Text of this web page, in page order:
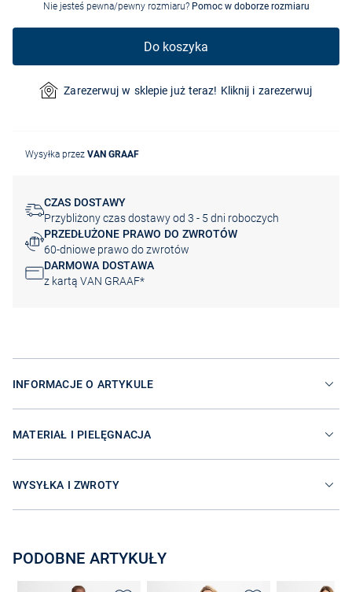
Nie jesteś pewna/pewny rozmiaru? Pomoc w doborze rozmiaru
Do koszyka
Zarezerwuj w sklepie już teraz! Kliknij i zarezerwuj
Wysyłka przez VAN GRAAF
CZAS DOSTAWY
Przybliżony czas dostawy od 3 - 5 dni roboczych
PRZEDŁUŻONE PRAWO DO ZWROTÓW
60-dniowe prawo do zwrotów
DARMOWA DOSTAWA
z kartą VAN GRAAF*
INFORMACJE O ARTYKULE
MATERIAŁ I PIELĘGNACJA
WYSYŁKA I ZWROTY
PODOBNE ARTYKUŁY